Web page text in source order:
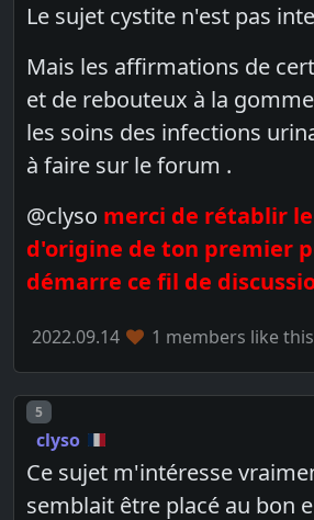
Le sujet cystite n'est pas
Mais les affirmations de
et de rebouteux à la
les soins des infections
à faire sur le forum .
@clyso merci de rétablir
d'origine de ton premier
démarre ce fil de
2022.09.14 1 members like this
Post number
5
clyso
Ce sujet m'intéresse
semblait être placé au bon